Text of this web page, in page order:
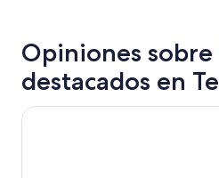
l
m
p
con
base
en
una
estancia
Opiniones
destacados en
Sonesta ES Suites New